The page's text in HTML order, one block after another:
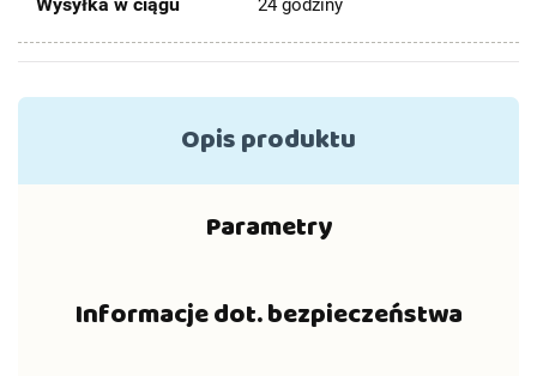
24 godziny
Opis produktu
Parametry
Informacje dot. bezpieczeństwa